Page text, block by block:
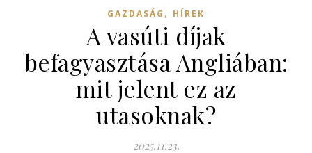
GAZDASÁG , HÍREK
A vasúti díjak
befagyasztása Angliában:
mit jelent ez az
utasoknak?
2025.11.23.